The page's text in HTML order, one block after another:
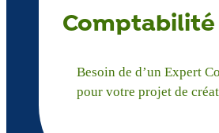
Comptabilité
Besoin de d’un Expert
pour votre projet de